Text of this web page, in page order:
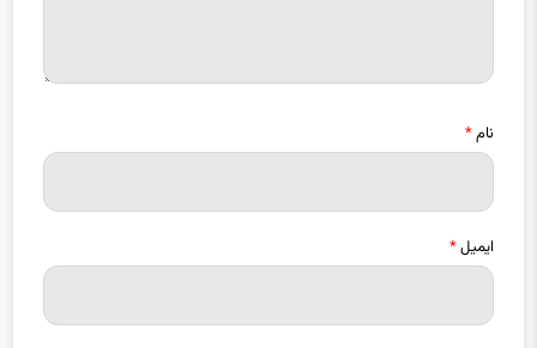
نام
ایمیل